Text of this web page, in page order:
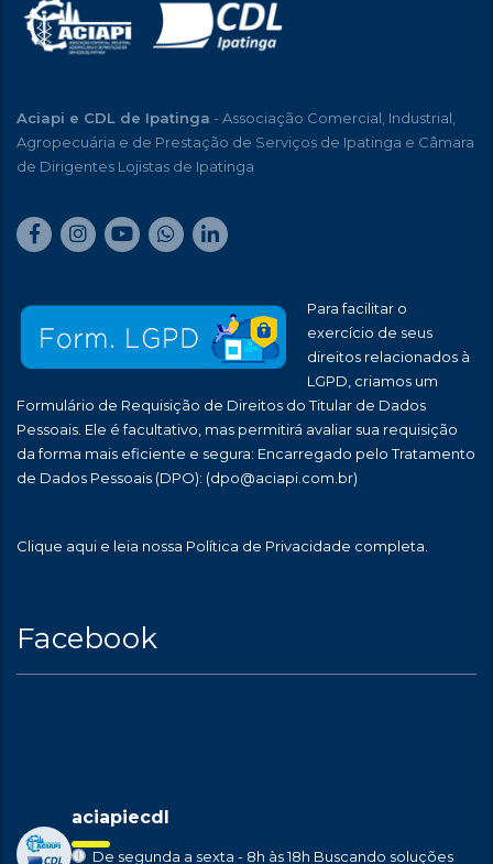
Aciapi e CDL de Ipatinga - Associação Comercial, Industrial,
Agropecuária e de Prestação de Serviços de Ipatinga e Câmara
de Dirigentes Lojistas de Ipatinga
Para facilitar o
exercício de seus
direitos relacionados à
LGPD, criamos um
Formulário de Requisição de Direitos do Titular de Dados
Pessoais. Ele é facultativo, mas permitirá avaliar sua requisição
da forma mais eficiente e segura: Encarregado pelo Tratamento
de Dados Pessoais (DPO): (dpo@aciapi.com.br)
Clique aqui e leia nossa Política de Privacidade completa.
Facebook
aciapiecdl
De segunda a sexta - 8h às 18h Buscando soluções